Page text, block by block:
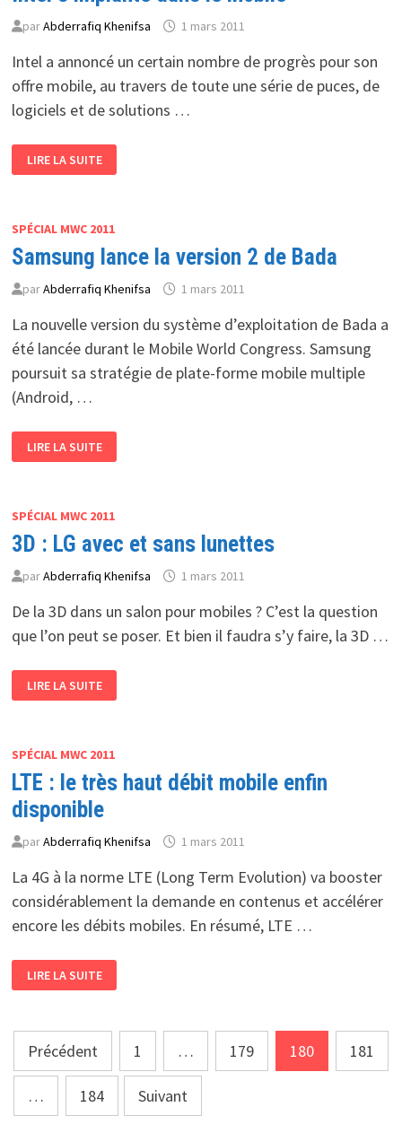
DU
DU
SOFTWARE
parAbderrafiq Khenifsa 1 mars 2011
Intel a annoncé un certain nombre de progrès pour son
offre mobile, au travers de toute une série de puces, de
logiciels et de solutions …
S’IMPLANTE
DANS
LIRE LA SUITE
SPÉCIAL MWC 2011
Samsung lance la version 2 de Bada
parAbderrafiq Khenifsa 1 mars 2011
La nouvelle version du système d’exploitation de Bada a
été lancée durant le Mobile World Congress. Samsung
poursuit sa stratégie de plate-forme mobile multiple
(Android, …
LANCE
LA
BADA
LIRE LA SUITE
SPÉCIAL MWC 2011
3D : LG avec et sans lunettes
parAbderrafiq Khenifsa 1 mars 2011
De la 3D dans un salon pour mobiles ? C’est la question
que l’on peut se poser. Et bien il faudra s’y faire, la 3D …
:
LG
LUNETTES
LIRE LA SUITE
SPÉCIAL MWC 2011
LTE : le très haut débit mobile enfin
disponible
parAbderrafiq Khenifsa 1 mars 2011
La 4G à la norme LTE (Long Term Evolution) va booster
considérablement la demande en contenus et accélérer
encore les débits mobiles. En résumé, LTE …
:
LE
DÉBIT
MOBILE
ENFIN
DISPONIBLE
LIRE LA SUITE
Pagination
des
publications
Précédent 1 … 179 180 181
… 184 Suivant